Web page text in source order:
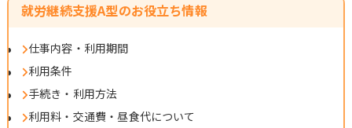
就労継続支援A型のお役立ち情報
仕事内容・利用期間
利用条件
手続き・利用方法
利用料・交通費・昼食代について